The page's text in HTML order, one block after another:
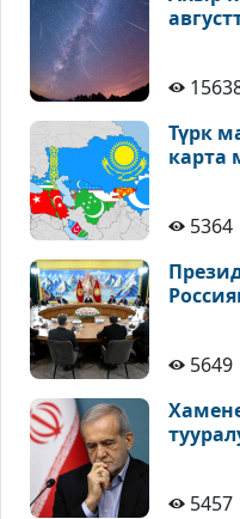
Түрк
карта
5364
5649
5457